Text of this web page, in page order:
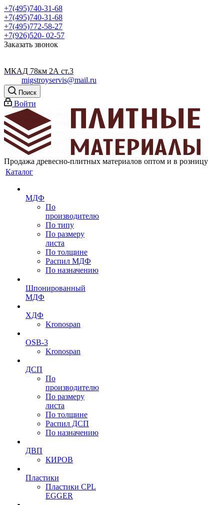
+7(495)740-31-68
+7(495)740-31-68
+7(495)772-58-27
+7(926)520- 02-57
Заказать звонок
МКАД 78км 2А ст.3
migstroyservis@mail.ru
Поиск
Войти
Продажа древесно-плитных материалов оптом и в розницу
Каталог
МДФ
По
производителю
По типу
По размеру
листа
По толщине
Распил МДФ
По назначению
Шпонированный
МДФ
ХДФ
Kronospan
OSB-3
Kronospan
ДСП
По
производителю
По размеру
листа
По толщине
Распил ДСП
По назначению
ДВП
КИРОВ
Пластики
Пластики CPL
EGGER